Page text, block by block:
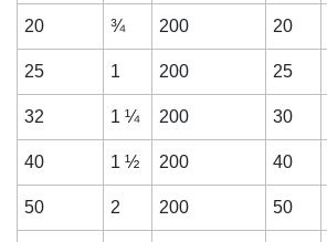
20 ¾ 200 20
25 1 200 25
32 1 ¼ 200 30
40 1 ½ 200 40
50 2 200 50